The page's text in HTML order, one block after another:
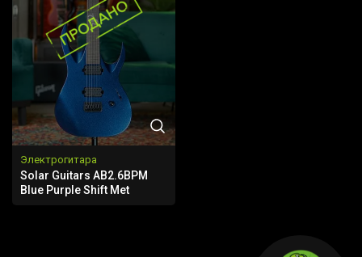
Электрогитара
Solar Guitars AB2.6BPM
Blue Purple Shift Met